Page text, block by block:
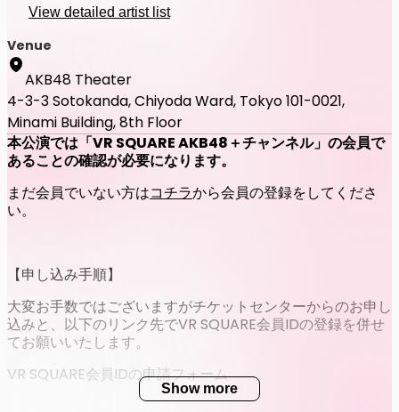
View detailed artist list
Venue
AKB48 Theater
4-3-3 Sotokanda, Chiyoda Ward, Tokyo 101-0021,
Minami Building, 8th Floor
本公演では「VR SQUARE AKB48＋チャンネル」の会員で
あることの確認が必要になります。
まだ会員でいない方はコチラから会員の登録をしてくださ
い。
【申し込み手順】
大変お手数ではございますがチケットセンターからのお申し
込みと、以下のリンク先でVR SQUARE会員IDの登録を併せ
てお願いいたします。
VR SQUARE会員IDの申請フォーム
https://forms.gle/hfWhEB2RefEsAPhp9
Show more